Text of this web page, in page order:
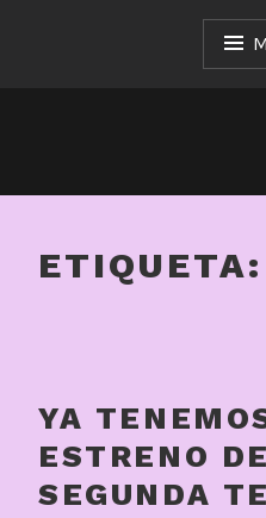
ETIQUETA:
YA
ESTRENO
SEGUNDA